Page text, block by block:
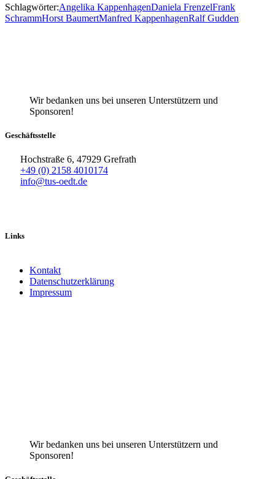
Schlagwörter:Angelika KappenhagenDaniela FrenzelFrank
SchrammHorst BaumertManfred KappenhagenRalf Gudden
Wir bedanken uns bei unseren Unterstützern und
Sponsoren!
Geschäftsstelle
Hochstraße 6, 47929 Grefrath
+49 (0) 2158 4010174
info@tus-oedt.de
Links
Kontakt
Datenschutzerklärung
Impressum
Wir bedanken uns bei unseren Unterstützern und
Sponsoren!